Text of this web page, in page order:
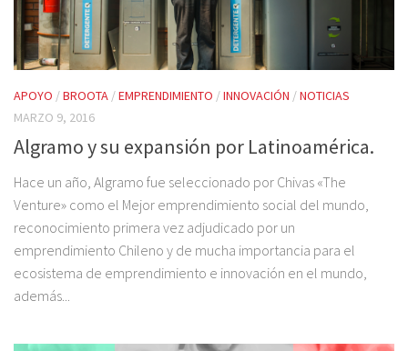
APOYO /BROOTA /EMPRENDIMIENTO /INNOVACIÓN /NOTICIAS
MARZO 9, 2016
Algramo y su expansión por Latinoamérica.
Hace un año, Algramo fue seleccionado por Chivas «The
Venture» como el Mejor emprendimiento social del mundo,
reconocimiento primera vez adjudicado por un
emprendimiento Chileno y de mucha importancia para el
ecosistema de emprendimiento e innovación en el mundo,
además...